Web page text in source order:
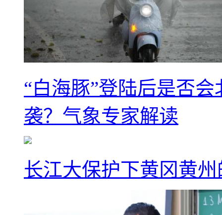
“白海豚”登陆后是否
袭？气象专家解读
长江大保护下黄冈黄